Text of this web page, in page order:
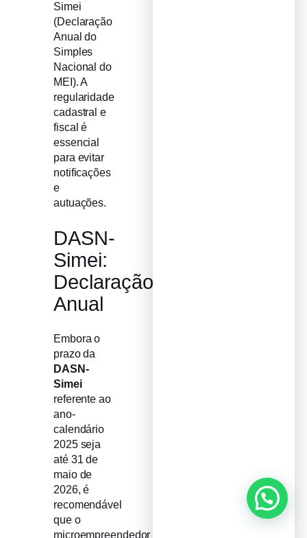
Simei
(Declaração
Anual do
Simples
Nacional do
MEI). A
regularidade
cadastral e
fiscal é
essencial
para evitar
notificações
e
autuações.
DASN-
Simei:
Declaração
Anual
Embora o
prazo da
DASN-
Simei
referente ao
ano-
calendário
2025 seja
até 31 de
maio de
2026, é
recomendável
que o
microempreendedor